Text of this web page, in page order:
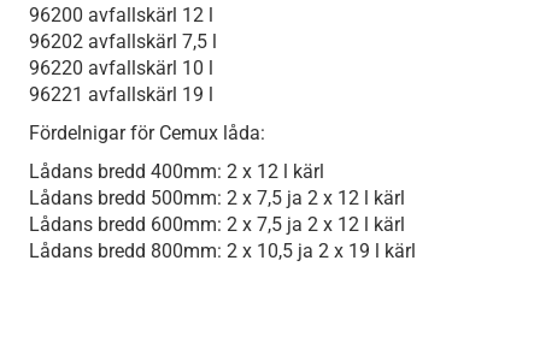
96200 avfallskärl 12 l
96202 avfallskärl 7,5 l
96220 avfallskärl 10 l
96221 avfallskärl 19 l
Fördelnigar för Cemux låda:
Lådans bredd 400mm: 2 x 12 l kärl
Lådans bredd 500mm: 2 x 7,5 ja 2 x 12 l kärl
Lådans bredd 600mm: 2 x 7,5 ja 2 x 12 l kärl
Lådans bredd 800mm: 2 x 10,5 ja 2 x 19 l kärl